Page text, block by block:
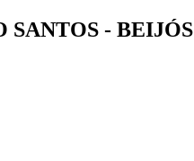
SANTOS - BEIJÓS